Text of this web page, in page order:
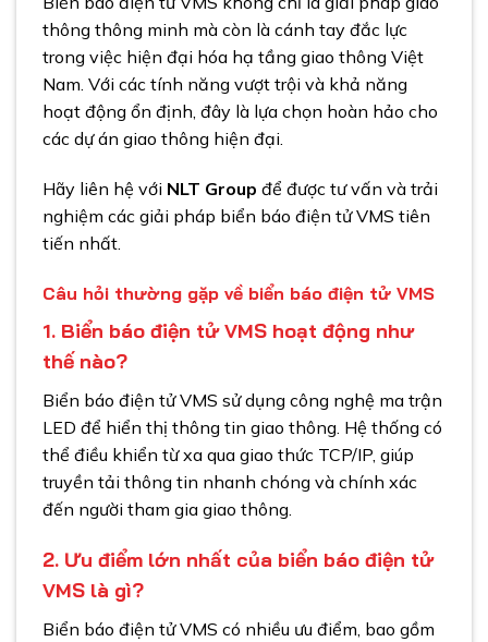
thông thông minh mà còn là cánh tay đắc lực
trong việc hiện đại hóa hạ tầng giao thông Việt
Nam. Với các tính năng vượt trội và khả năng
hoạt động ổn định, đây là lựa chọn hoàn hảo cho
các dự án giao thông hiện đại.
Hãy liên hệ với NLT Group để được tư vấn và trải
nghiệm các giải pháp biển báo điện tử VMS tiên
tiến nhất.
Câu hỏi thường gặp về biển báo điện tử VMS
1. Biển báo điện tử VMS hoạt động như
thế nào?
Biển báo điện tử VMS sử dụng công nghệ ma trận
LED để hiển thị thông tin giao thông. Hệ thống có
thể điều khiển từ xa qua giao thức TCP/IP, giúp
truyền tải thông tin nhanh chóng và chính xác
đến người tham gia giao thông.
2. Ưu điểm lớn nhất của biển báo điện tử
VMS là gì?
Biển báo điện tử VMS có nhiều ưu điểm, bao gồm